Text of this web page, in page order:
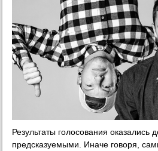
Результаты голосования оказались
предсказуемыми. Иначе говоря,